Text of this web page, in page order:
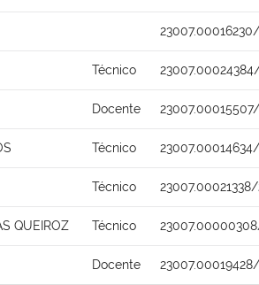
Técnico
Docente
Técnico
Técnico
QUEIROZ Técnico
Docente